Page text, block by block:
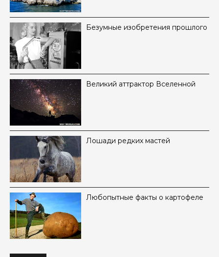
Безумные изобретения прошлого
Великий аттрактор Вселенной
Лошади редких мастей
Любопытные факты о картофеле